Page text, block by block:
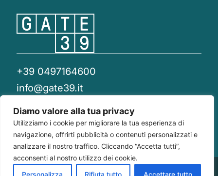
Diamo valore alla tua privacy
Utilizziamo i cookie per migliorare la tua esperienza di
navigazione, offrirti pubblicità o contenuti personalizzati e
analizzare il nostro traffico. Cliccando “Accetta tutti”,
acconsenti al nostro utilizzo dei cookie.
Personalizza
Rifiuta tutto Accettare tutto
+39 0497164600
info@gate39.it
gate39@pec.it
Privacy Policy Whistleblowing Compliance 231
Gate 39 Largo Francesco Richini, 2/A 20122 P.Iva/CF